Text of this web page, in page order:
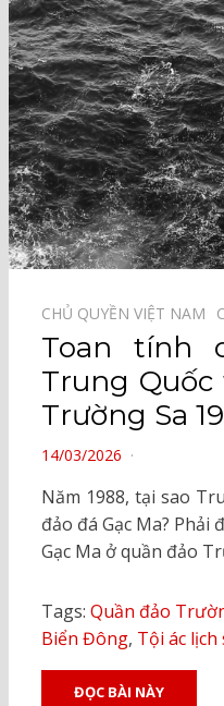
CHỦ QUYỀN VIỆT NAM⠀
Toan tính
Trung
Trường Sa
POSTED
14/03/2026
Năm 1988, tại sao
đảo đá Gạc Ma? Phải
Gạc Ma ở quần đảo
Tags: Quần đảo
Biển Đông, Tội ác lịch
ĐỌC BÀI NÀY